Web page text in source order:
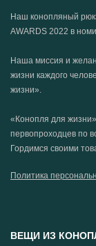
Наш конопляный
AWARDS 2022 в
Наша миссия и
жизни каждого
жизни».
«Конопля для
первопроходцев по
Гордимся своими
Политика
ВЕЩИ ИЗ